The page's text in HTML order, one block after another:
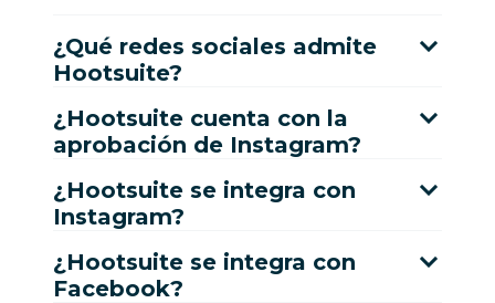
¿Qué redes sociales admite
Hootsuite?
¿Hootsuite cuenta con la
aprobación de Instagram?
¿Hootsuite se integra con
Instagram?
¿Hootsuite se integra con
Facebook?